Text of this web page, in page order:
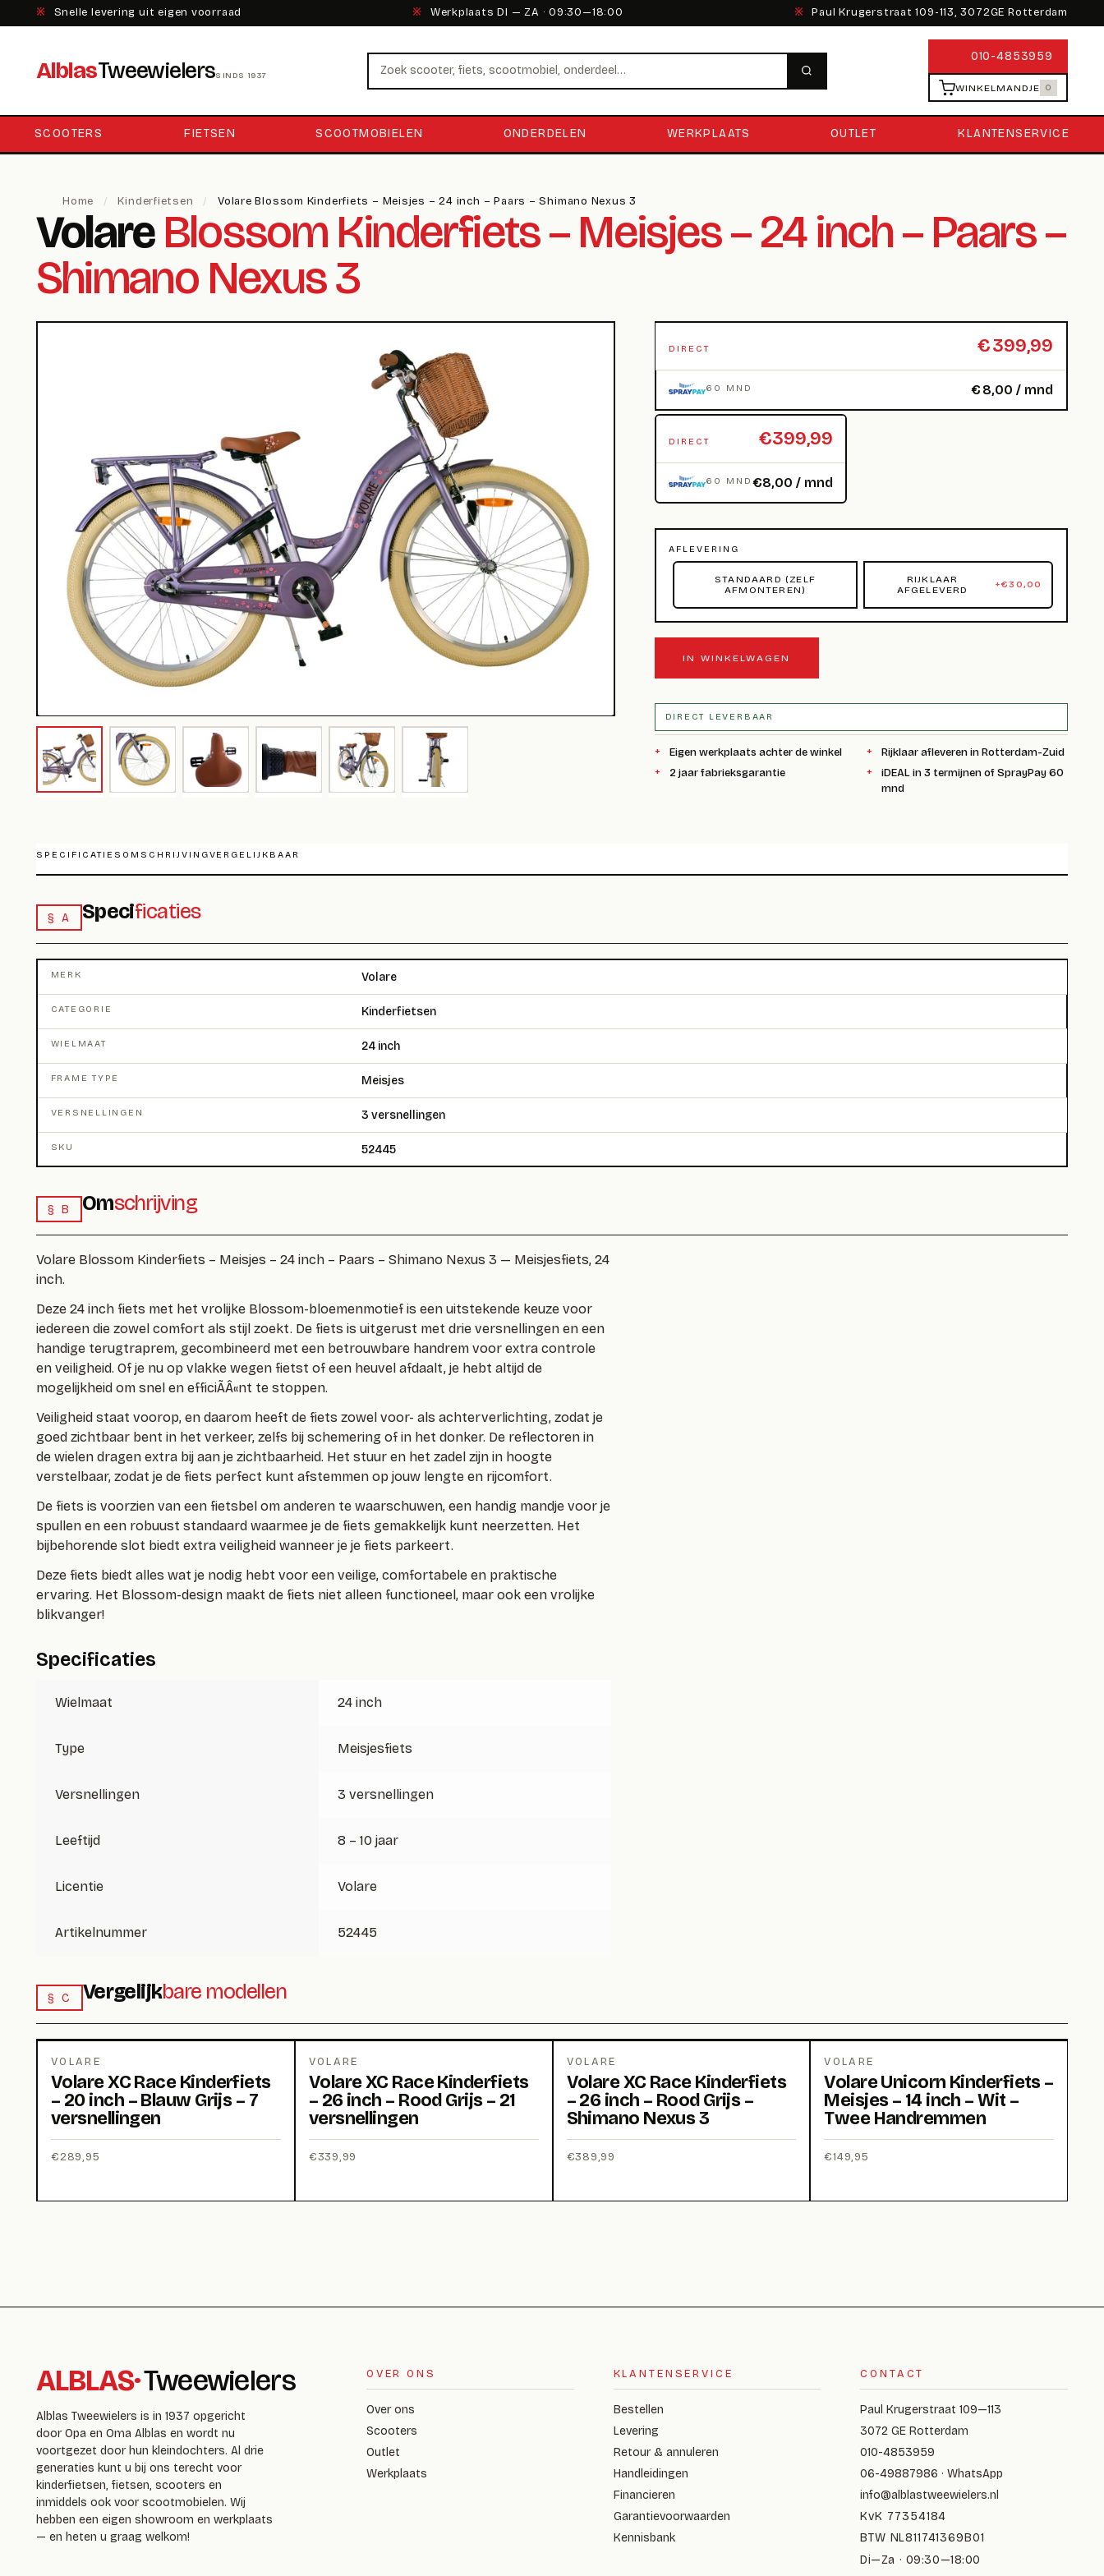
※ Snelle levering uit eigen voorraad ※ Werkplaats DI — ZA · 09:30—18:00 ※ Paul Krugerstraat 109-113, 3072GE Rotterdam
AlblasTweewielersSINDS 1937
Zoeken 010-4853959
WINKELMANDJE 0
SCOOTERS FIETSEN SCOOTMOBIELEN ONDERDELEN WERKPLAATS OUTLET KLANTENSERVICE
Home / Kinderfietsen / Volare Blossom Kinderfiets – Meisjes – 24 inch – Paars – Shimano Nexus 3
VolareBlossom Kinderfiets – Meisjes – 24 inch – Paars –
Shimano Nexus 3
DIRECT €399,99
60 MND € 8,00 / mnd
DIRECT €399,99
60 MND €8,00 / mnd
AFLEVERING
STANDAARD (ZELF
AFMONTEREN)
RIJKLAAR
AFGELEVERD
+€30,00
IN WINKELWAGEN
DIRECT LEVERBAAR
Eigen werkplaats achter de winkel
Rijklaar afleveren in Rotterdam-Zuid
2 jaar fabrieksgarantie
iDEAL in 3 termijnen of SprayPay 60
mnd
SPECIFICATIES OMSCHRIJVINGVERGELIJKBAAR
§ A Specificaties
MERK Volare
CATEGORIE Kinderfietsen
WIELMAAT 24 inch
FRAME TYPE Meisjes
VERSNELLINGEN 3 versnellingen
SKU 52445
§ B Omschrijving
Volare Blossom Kinderfiets – Meisjes – 24 inch – Paars – Shimano Nexus 3 — Meisjesfiets, 24
inch.
Deze 24 inch fiets met het vrolijke Blossom-bloemenmotief is een uitstekende keuze voor
iedereen die zowel comfort als stijl zoekt. De fiets is uitgerust met drie versnellingen en een
handige terugtraprem, gecombineerd met een betrouwbare handrem voor extra controle
en veiligheid. Of je nu op vlakke wegen fietst of een heuvel afdaalt, je hebt altijd de
mogelijkheid om snel en efficiÃÂ«nt te stoppen.
Veiligheid staat voorop, en daarom heeft de fiets zowel voor- als achterverlichting, zodat je
goed zichtbaar bent in het verkeer, zelfs bij schemering of in het donker. De reflectoren in
de wielen dragen extra bij aan je zichtbaarheid. Het stuur en het zadel zijn in hoogte
verstelbaar, zodat je de fiets perfect kunt afstemmen op jouw lengte en rijcomfort.
De fiets is voorzien van een fietsbel om anderen te waarschuwen, een handig mandje voor je
spullen en een robuust standaard waarmee je de fiets gemakkelijk kunt neerzetten. Het
bijbehorende slot biedt extra veiligheid wanneer je je fiets parkeert.
Deze fiets biedt alles wat je nodig hebt voor een veilige, comfortabele en praktische
ervaring. Het Blossom-design maakt de fiets niet alleen functioneel, maar ook een vrolijke
blikvanger!
Specificaties
Wielmaat 24 inch
Type Meisjesfiets
Versnellingen 3 versnellingen
Leeftijd 8 – 10 jaar
Licentie Volare
Artikelnummer 52445
§ C Vergelijkbare modellen
VOLARE
Volare XC Race Kinderfiets
– 20 inch – Blauw Grijs – 7
versnellingen
€289,95
VOLARE
Volare XC Race Kinderfiets
– 26 inch – Rood Grijs – 21
versnellingen
€339,99
VOLARE
Volare XC Race Kinderfiets
– 26 inch – Rood Grijs –
Shimano Nexus 3
€389,99
VOLARE
Volare Unicorn Kinderfiets –
Meisjes – 14 inch – Wit –
Twee Handremmen
€149,95
ALBLAS·Tweewielers
Alblas Tweewielers is in 1937 opgericht
door Opa en Oma Alblas en wordt nu
voortgezet door hun kleindochters. Al drie
generaties kunt u bij ons terecht voor
kinderfietsen, fietsen, scooters en
inmiddels ook voor scootmobielen. Wij
hebben een eigen showroom en werkplaats
— en heten u graag welkom!
OVER ONS
Over ons
Scooters
Outlet
Werkplaats
KLANTENSERVICE
Bestellen
Levering
Retour & annuleren
Handleidingen
Financieren
Garantievoorwaarden
Kennisbank
CONTACT
Paul Krugerstraat 109—113
3072 GE Rotterdam
010-4853959
06-49887986 · WhatsApp
info@alblastweewielers.nl
KvK 77354184
BTW NL811741369B01
Di—Za · 09:30—18:00